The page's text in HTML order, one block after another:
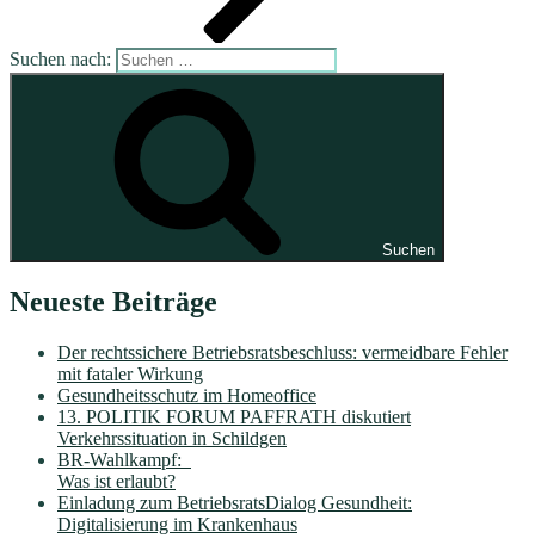
Suchen nach:
Suchen
Neueste Beiträge
Der rechtssichere Betriebsratsbeschluss: vermeidbare Fehler
mit fataler Wirkung
Gesundheitsschutz im Homeoffice
13. POLITIK FORUM PAFFRATH diskutiert
Verkehrssituation in Schildgen
BR-Wahlkampf:
Was ist erlaubt?
Einladung zum BetriebsratsDialog Gesundheit:
Digitalisierung im Krankenhaus